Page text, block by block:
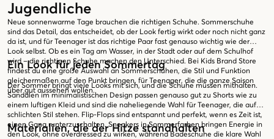
Jugendliche
Neue sonnenwarme Tage brauchen die richtigen Schuhe. Sommerschuhe
sind das Detail, das entscheidet, ob der Look fertig wirkt oder noch nicht ganz
da ist, und für Teenager ist das richtige Paar fast genauso wichtig wie der
Look selbst. Ob es ein Tag am Wasser, in der Stadt oder auf dem Schulhof
wird – die richtigen Schuhe machen den Unterschied. Bei Kids Brand Store
findest du eine große Auswahl an Sommerschuhen, die Stil und Funktion
gleichermaßen auf den Punkt bringen, für Teenager, die die ganze Saison
über gut aussehen wollen.
Ein Look für jeden Sommertag
Der Sommer bringt viele Looks mit sich, und die Schuhe müssen mithalten.
Sandalen im minimalistischen Design passen genauso gut zu Shorts wie zu
einem luftigen Kleid und sind die naheliegende Wahl für Teenager, die auf
schlichten Stil stehen. Flip-Flops sind entspannt und perfekt, wenn es Zeit ist,
einen Gang runterzuschalten. Sneakers in Sommerfarben bringen Energie in
den Look, ohne overdressed zu wirken, während Badeschuhe die klare Wahl
Materialien, die der Hitze standhalten